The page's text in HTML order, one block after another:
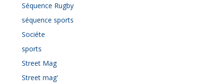
Séquence Rugby
séquence sports
Sociéte
sports
Street Mag
Street mag'